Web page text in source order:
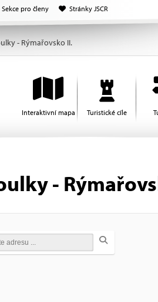
Sekce pro členy Stránky JSCR
- Rýmařovsko II.
Interaktivní mapa Turistické cíle
-